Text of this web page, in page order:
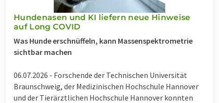
Hundenasen und KI liefern neue Hinweise
auf Long COVID
Was Hunde erschnüffeln, kann Massenspektrometrie
sichtbar machen
06.07.2026 - Forschende der Technischen Universität
Braunschweig, der Medizinischen Hochschule Hannover
und der Tierärztlichen Hochschule Hannover konnten